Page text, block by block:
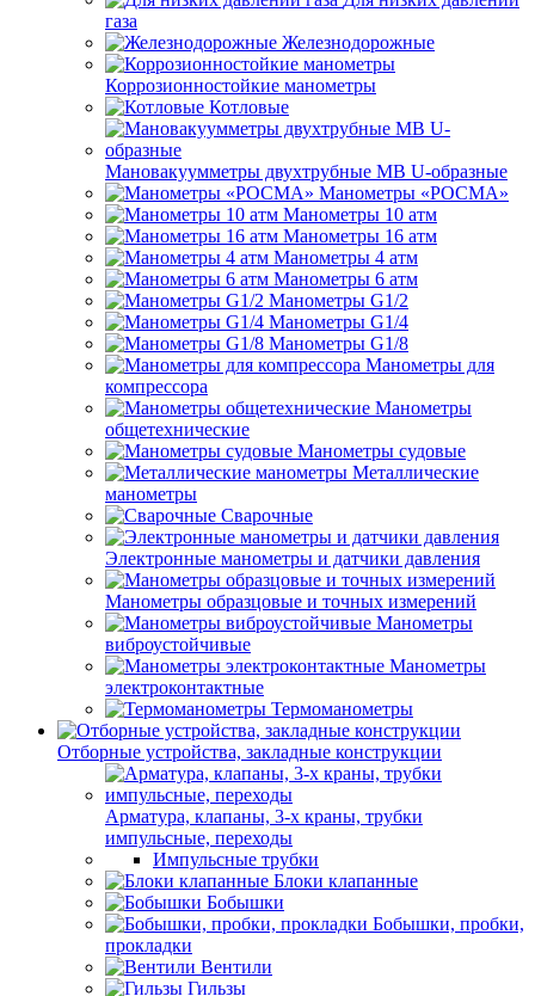
газа
Железнодорожные
Коррозионностойкие манометры
Котловые
Мановакуумметры двухтрубные МВ U-образные
Манометры «РОСМА»
Манометры 10 атм
Манометры 16 атм
Манометры 4 атм
Манометры 6 атм
Манометры G1/2
Манометры G1/4
Манометры G1/8
Манометры для
компрессора
Манометры
общетехнические
Манометры судовые
Металлические
манометры
Сварочные
Электронные манометры и датчики давления
Манометры образцовые и точных измерений
Манометры
виброустойчивые
Манометры
электроконтактные
Термоманометры
Отборные устройства, закладные конструкции
Арматура, клапаны, 3-х краны, трубки
импульсные, переходы
Импульсные трубки
Блоки клапанные
Бобышки
Бобышки, пробки,
прокладки
Вентили
Гильзы